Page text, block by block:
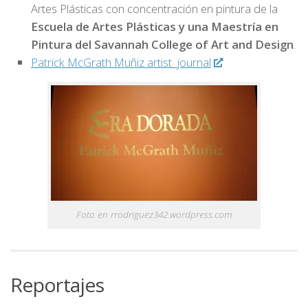
Artes Plásticas con concentración en pintura de la
Escuela de Artes Plásticas y una Maestría en
Pintura del Savannah College of Art and Design.
Patrick McGrath Muñiz artist journal
Foto en rrodriguez342.wordpress.com
Reportajes